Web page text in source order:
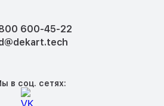
600-45-22
в соц. сетях: